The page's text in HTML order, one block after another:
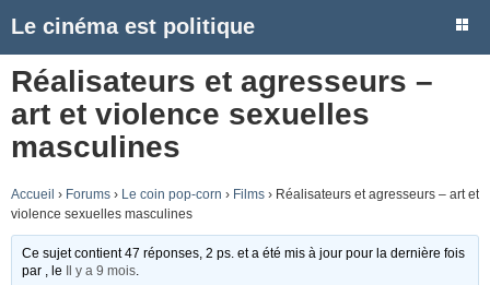
Le cinéma est politique
Réalisateurs et agresseurs –
art et violence sexuelles
masculines
Accueil › Forums › Le coin pop-corn › Films › Réalisateurs et agresseurs – art et
violence sexuelles masculines
Ce sujet contient 47 réponses, 2 ps. et a été mis à jour pour la dernière fois
par
, le Il y a 9 mois